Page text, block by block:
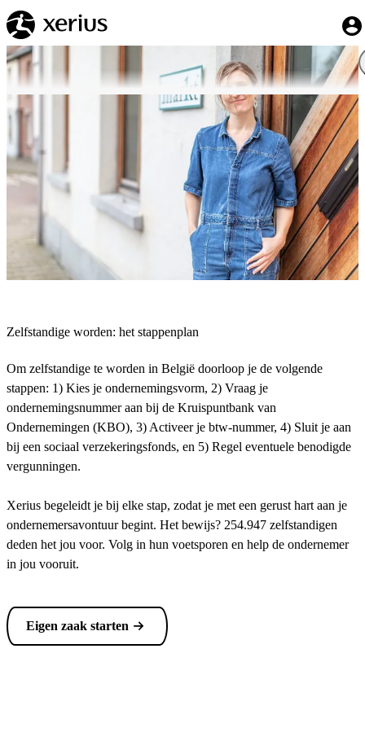
Overslaan naar de hoofdinhoud
My
Zelfstandige worden: het stappenplan
Om zelfstandige te worden in België doorloop je de volgende
stappen: 1) Kies je ondernemingsvorm, 2) Vraag je
ondernemingsnummer aan bij de Kruispuntbank van
Ondernemingen (KBO), 3) Activeer je btw-nummer, 4) Sluit je aan
bij een sociaal verzekeringsfonds, en 5) Regel eventuele benodigde
vergunningen.
Xerius begeleidt je bij elke stap, zodat je met een gerust hart aan je
ondernemersavontuur begint. Het bewijs? 254.947 zelfstandigen
deden het jou voor. Volg in hun voetsporen en help de ondernemer
in jou vooruit.
Eigen zaak starten